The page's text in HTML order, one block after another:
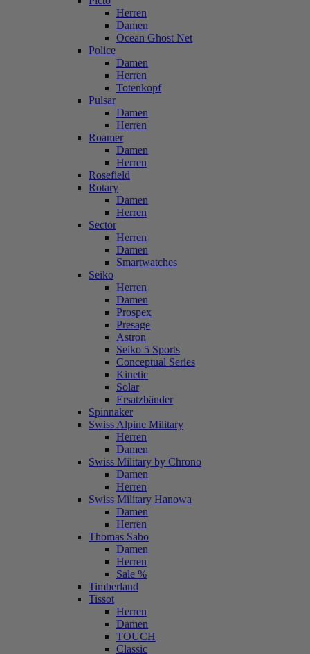
Herren
Damen
Ocean Ghost Net
Police
Damen
Herren
Totenkopf
Pulsar
Damen
Herren
Roamer
Damen
Herren
Rosefield
Rotary
Damen
Herren
Sector
Herren
Damen
Smartwatches
Seiko
Herren
Damen
Prospex
Presage
Astron
Seiko 5 Sports
Conceptual Series
Kinetic
Solar
Ersatzbänder
Spinnaker
Swiss Alpine Military
Herren
Damen
Swiss Military by Chrono
Damen
Herren
Swiss Military Hanowa
Damen
Herren
Thomas Sabo
Damen
Herren
Sale %
Timberland
Tissot
Herren
Damen
TOUCH
Classic